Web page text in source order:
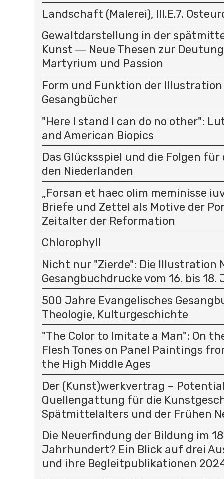
Landschaft (Malerei), III.E.7.
Gewaltdarstellung in der
Kunst ― Neue Thesen zur
Martyrium und Passion
Form und Funktion der
Gesangbücher
"Here I stand I can do no other":
and American Biopics
Das Glücksspiel und die Folgen
den Niederlanden
„Forsan et haec olim meminisse
Briefe und Zettel als Motive der
Zeitalter der Reformation
Chlorophyll
Nicht nur "Zierde": Die Illustration
Gesangbuchdrucke vom 16. bis
500 Jahre Evangelisches
Theologie, Kulturgeschichte
"The Color to Imitate a Man": On
Flesh Tones on Panel Paintings
the High Middle Ages
Der (Kunst)werkvertrag –
Quellengattung für die
Spätmittelalters und der Frühen
Die Neuerfindung der Bildung im
Jahrhundert? Ein Blick auf drei
und ihre Begleitpublikationen